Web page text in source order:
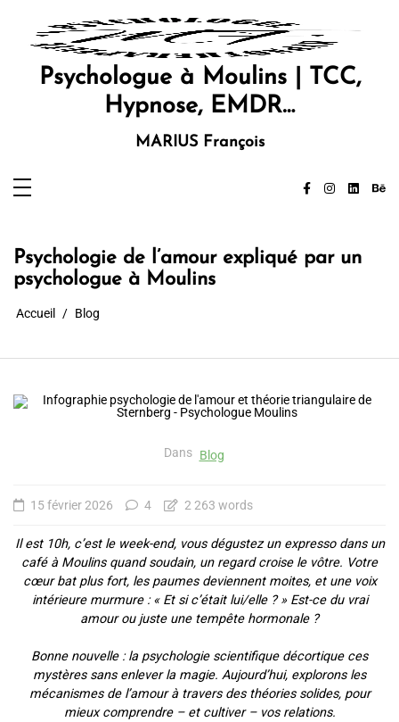
contenu
Psychologue à Moulins | TCC,
Hypnose, EMDR…
MARIUS François
Psychologie de l’amour expliqué par un
psychologue à Moulins
Accueil Blog
Dans Blog
15 février 2026 4 2 263 words
Il est 10h, c’est le week-end, vous dégustez un expresso dans un
café à Moulins quand soudain, un regard croise le vôtre. Votre
cœur bat plus fort, les paumes deviennent moites, et une voix
intérieure murmure : « Et si c’était lui/elle ? » Est-ce du vrai
amour ou juste une tempête hormonale ?
Bonne nouvelle : la psychologie scientifique décortique ces
mystères sans enlever la magie. Aujourd’hui, explorons les
mécanismes de l’amour à travers des théories solides, pour
mieux comprendre – et cultiver – vos relations.